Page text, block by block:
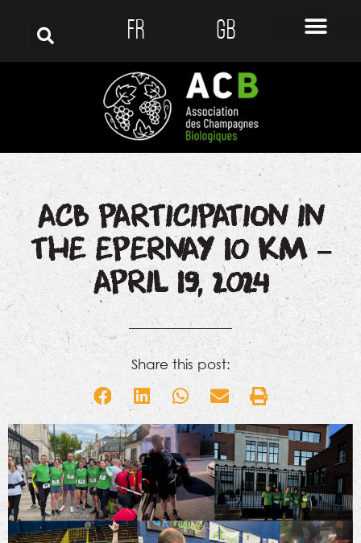
FR GB
ACB PARTICIPATION IN
THE EPERNAY 10 KM –
APRIL 19, 2024
Share this post: